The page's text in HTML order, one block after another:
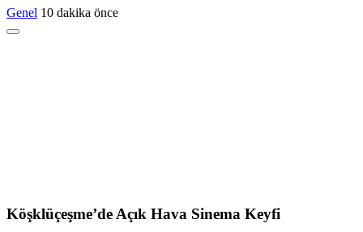
Genel 10 dakika önce
Köşklüçeşme’de Açık Hava Sinema Keyfi